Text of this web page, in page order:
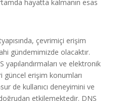
hayatta kalmanın esas
çevrimiçi erişim
gündemimizde olacaktır.
yapılandırmaları ve elektronik
güncel erişim konumları
de kullanıcı deneyimini ve
etkilemektedir. DNS